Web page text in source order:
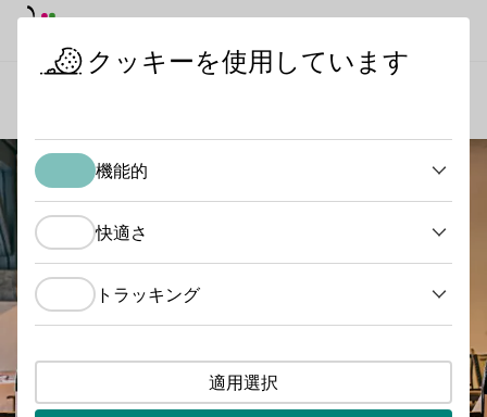
クッキーを使用しています
機能的
快適さ
トラッキング
適用選択